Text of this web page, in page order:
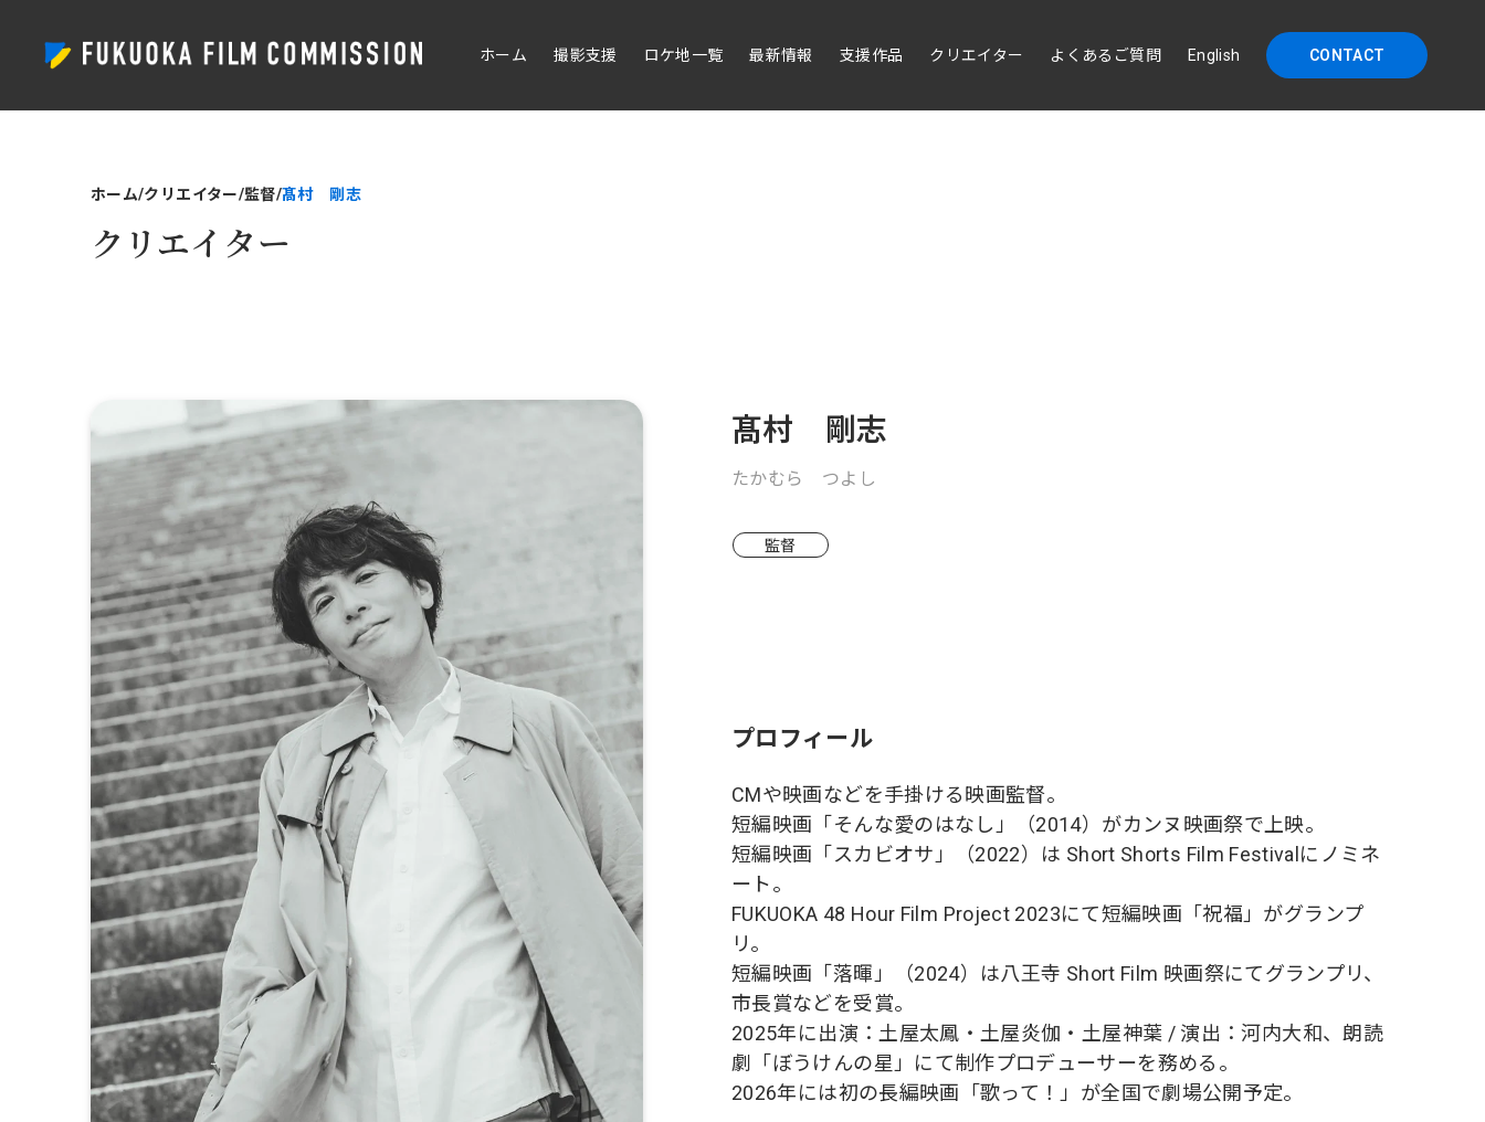
ホーム 撮影支援 ロケ地一覧 最新情報 支援作品 クリエイター よくあるご質問 English CONTACT
ホーム クリエイター 監督 髙村 剛志
クリエイター
髙村 剛志
たかむら つよし
監督
プロフィール
CMや映画などを手掛ける映画監督。
短編映画「そんな愛のはなし」（2014）がカンヌ映画祭で上映。
短編映画「スカビオサ」（2022）は Short Shorts Film Festivalにノミネ
ート。
FUKUOKA 48 Hour Film Project 2023にて短編映画「祝福」がグランプ
リ。
短編映画「落暉」（2024）は八王寺 Short Film 映画祭にてグランプリ、
市長賞などを受賞。
2025年に出演：土屋太鳳・土屋炎伽・土屋神葉 / 演出：河内大和、朗読
劇「ぼうけんの星」にて制作プロデューサーを務める。
2026年には初の長編映画「歌って！」が全国で劇場公開予定。